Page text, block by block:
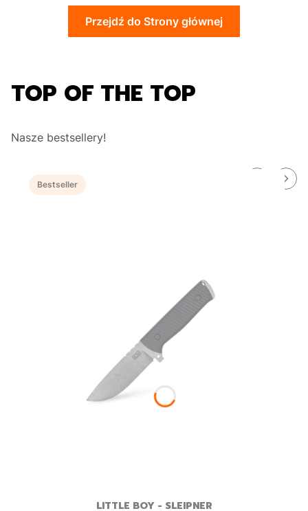
Przejdź do Strony głównej
TOP OF THE TOP
Nasze bestsellery!
Bestseller
LITTLE BOY - SLEIPNER